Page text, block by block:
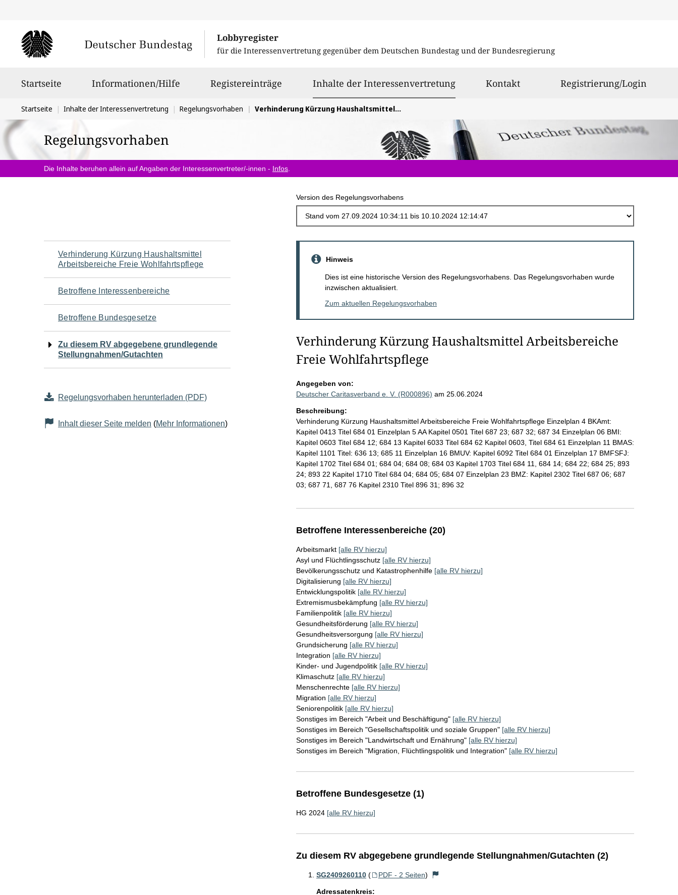
Lobbyregister
für die Interessenvertretung gegenüber dem Deutschen Bundestag und der Bundesregierung
Startseite Informationen/Hilfe Registereinträge Inhalte der Interessenvertretungausgewählt
Kontakt Registrierung/Login
Sie
befinden
sich
hier:
Startseite Inhalte der Interessenvertretung Regelungsvorhaben Verhinderung Kürzung Haushaltsmittel Arbeitsbereiche Freie Wohlfahrtspflege
Regelungsvorhaben
Die Inhalte beruhen allein auf Angaben der Interessenvertreter/-innen - Infos
Version des Regelungsvorhabens
Navigation
für
den
Seiteninhalt
Verhinderung Kürzung Haushaltsmittel
Arbeitsbereiche Freie Wohlfahrtspflege
Betroffene Interessenbereiche
Betroffene Bundesgesetze
Zu diesem RV abgegebene grundlegende
Stellungnahmen/Gutachten
Regelungsvorhaben herunterladen (PDF)
Inhalt dieser Seite melden (Mehr Informationen)
Hinweis
Dies ist eine historische Version des Regelungsvorhabens. Das Regelungsvorhaben wurde
inzwischen aktualisiert.
Zum aktuellen Regelungsvorhaben
Verhinderung Kürzung Haushaltsmittel Arbeitsbereiche
Freie Wohlfahrtspflege
Angegeben von:
Deutscher Caritasverband e. V. (R000896) am 25.06.2024
Beschreibung:
Verhinderung Kürzung Haushaltsmittel Arbeitsbereiche Freie Wohlfahrtspflege Einzelplan 4 BKAmt:
Kapitel 0413 Titel 684 01 Einzelplan 5 AA Kapitel 0501 Titel 687 23; 687 32; 687 34 Einzelplan 06 BMI:
Kapitel 0603 Titel 684 12; 684 13 Kapitel 6033 Titel 684 62 Kapitel 0603, Titel 684 61 Einzelplan 11 BMAS:
Kapitel 1101 Titel: 636 13; 685 11 Einzelplan 16 BMUV: Kapitel 6092 Titel 684 01 Einzelplan 17 BMFSFJ:
Kapitel 1702 Titel 684 01; 684 04; 684 08; 684 03 Kapitel 1703 Titel 684 11, 684 14; 684 22; 684 25; 893
24; 893 22 Kapitel 1710 Titel 684 04; 684 05; 684 07 Einzelplan 23 BMZ: Kapitel 2302 Titel 687 06; 687
03; 687 71, 687 76 Kapitel 2310 Titel 896 31; 896 32
Betroffene Interessenbereiche (20)
Arbeitsmarkt [alle RV hierzu]
Asyl und Flüchtlingsschutz [alle RV hierzu]
Bevölkerungsschutz und Katastrophenhilfe [alle RV hierzu]
Digitalisierung [alle RV hierzu]
Entwicklungspolitik [alle RV hierzu]
Extremismusbekämpfung [alle RV hierzu]
Familienpolitik [alle RV hierzu]
Gesundheitsförderung [alle RV hierzu]
Gesundheitsversorgung [alle RV hierzu]
Grundsicherung [alle RV hierzu]
Integration [alle RV hierzu]
Kinder- und Jugendpolitik [alle RV hierzu]
Klimaschutz [alle RV hierzu]
Menschenrechte [alle RV hierzu]
Migration [alle RV hierzu]
Seniorenpolitik [alle RV hierzu]
Sonstiges im Bereich "Arbeit und Beschäftigung" [alle RV hierzu]
Sonstiges im Bereich "Gesellschaftspolitik und soziale Gruppen" [alle RV hierzu]
Sonstiges im Bereich "Landwirtschaft und Ernährung" [alle RV hierzu]
Sonstiges im Bereich "Migration, Flüchtlingspolitik und Integration" [alle RV hierzu]
Betroffene Bundesgesetze (1)
HG 2024 [alle RV hierzu]
Zu diesem RV abgegebene grundlegende Stellungnahmen/Gutachten (2)
SG2409260110 ( PDF - 2 Seiten)
Adressatenkreis: